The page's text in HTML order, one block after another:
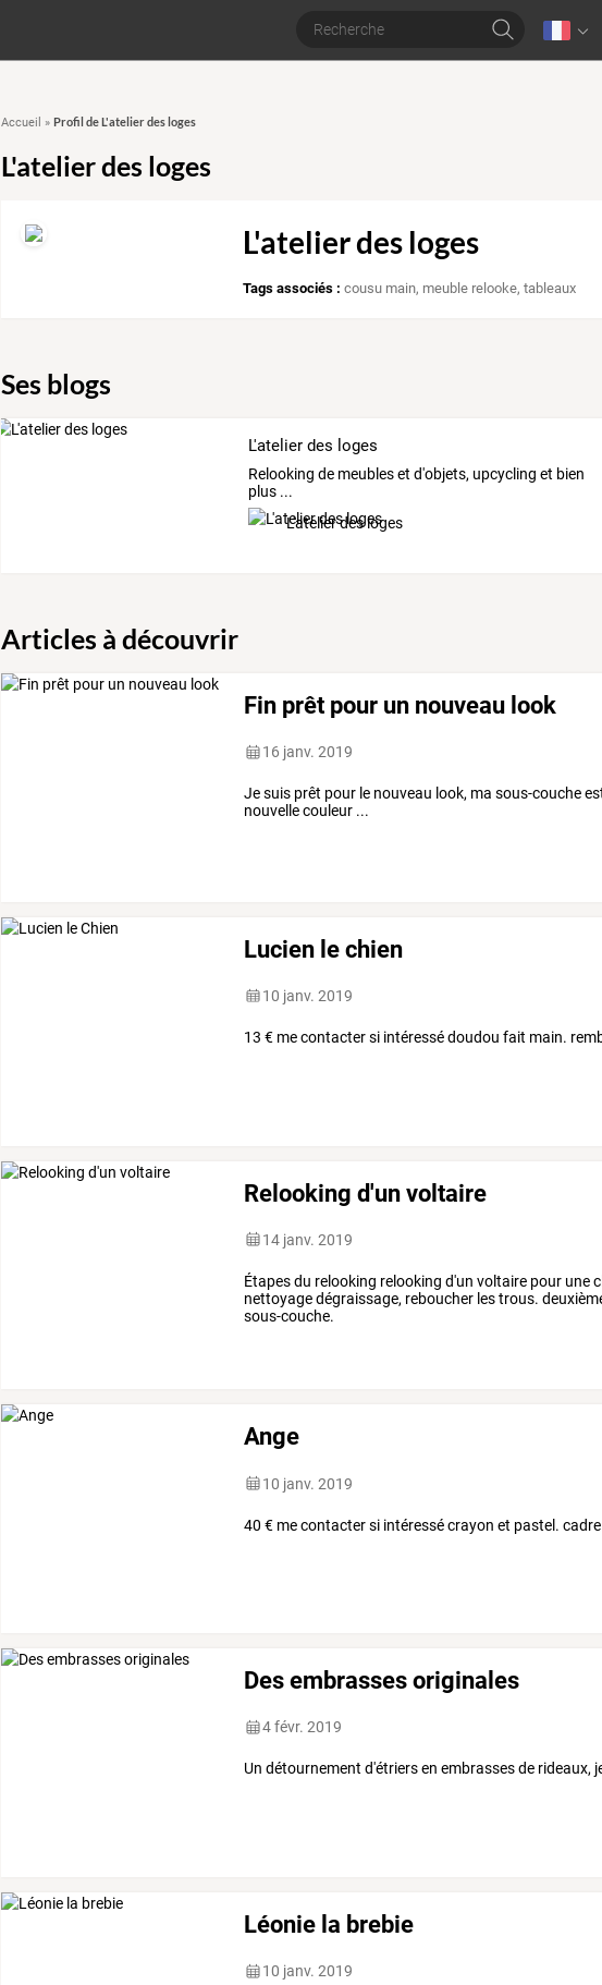
Accueil » Profil de L'atelier des loges
L'atelier des loges
L'atelier des loges
Tags associés : cousu main, meuble relooke,tableaux
Ses blogs
L'atelier des loges
Relooking de meubles et d'objets, upcycling et bien
plus ...
L'atelier des loges
Articles à découvrir
Fin prêt pour un nouveau look
16 janv. 2019
Je suis prêt pour le nouveau look, ma sous-couche
nouvelle couleur ...
Lucien le chien
10 janv. 2019
13 € me contacter si intéressé doudou fait main.
Relooking d'un voltaire
14 janv. 2019
Étapes du relooking relooking d'un voltaire pour une
nettoyage dégraissage, reboucher les trous.
sous-couche.
Ange
10 janv. 2019
40 € me contacter si intéressé crayon et pastel.
Des embrasses originales
4 févr. 2019
Un détournement d'étriers en embrasses de rideaux,
Léonie la brebie
10 janv. 2019